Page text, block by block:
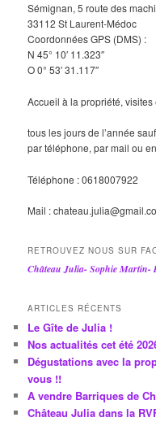
Sémignan, 5 route des
33112 St Laurent-Médoc
Coordonnées GPS (DMS) :
N 45° 10′ 11.323″
O 0° 53′ 31.117″
Accueil à la propriété,
tous les jours de l’année
par téléphone, par mail ou
Téléphone : 0618007922
Mail :
RETROUVEZ NOUS SUR
Château Julia- Sophie Martin-
ARTICLES RÉCENTS
Le Gîte de Julia !
Nos actualités cet été
Dégustations avec la
vous !!
A vendre Barriques de
Château Julia dans la